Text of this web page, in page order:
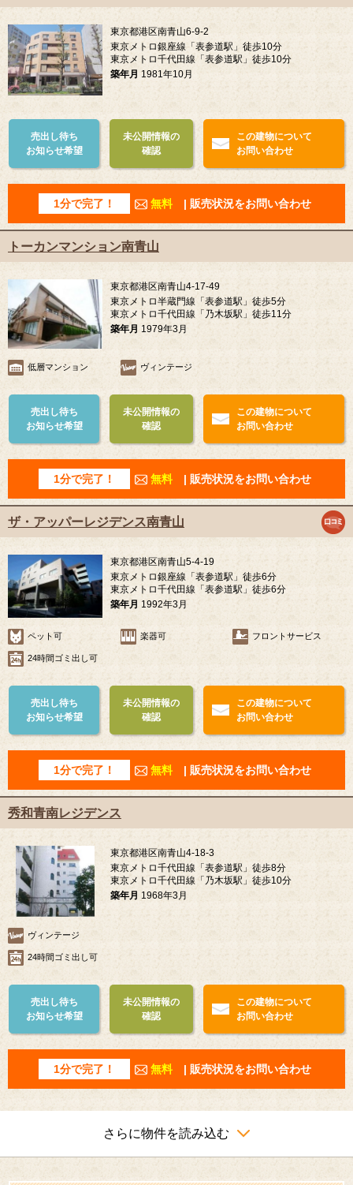
東京都港区南青山6-9-2
東京メトロ銀座線「表参道駅」徒歩10分
東京メトロ千代田線「表参道駅」徒歩10分
築年月 1981年10月
売出し待ち
お知らせ希望
未公開情報の
確認
この建物について
お問い合わせ
1分で完了！ 無料 | 販売状況をお問い合わせ
トーカンマンション南青山
東京都港区南青山4-17-49
東京メトロ半蔵門線「表参道駅」徒歩5分
東京メトロ千代田線「乃木坂駅」徒歩11分
築年月 1979年3月
低層マンション ヴィンテージ
売出し待ち
お知らせ希望
未公開情報の
確認
この建物について
お問い合わせ
1分で完了！ 無料 | 販売状況をお問い合わせ
ザ・アッパーレジデンス南青山
東京都港区南青山5-4-19
東京メトロ銀座線「表参道駅」徒歩6分
東京メトロ千代田線「表参道駅」徒歩6分
築年月 1992年3月
ペット可 楽器可 フロントサービス
24時間ゴミ出し可
売出し待ち
お知らせ希望
未公開情報の
確認
この建物について
お問い合わせ
1分で完了！ 無料 | 販売状況をお問い合わせ
秀和青南レジデンス
東京都港区南青山4-18-3
東京メトロ千代田線「表参道駅」徒歩8分
東京メトロ千代田線「乃木坂駅」徒歩10分
築年月 1968年3月
ヴィンテージ
24時間ゴミ出し可
売出し待ち
お知らせ希望
未公開情報の
確認
この建物について
お問い合わせ
1分で完了！ 無料 | 販売状況をお問い合わせ
さらに物件を読み込む